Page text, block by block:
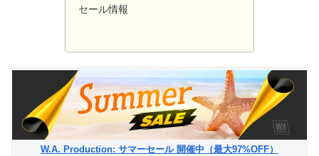
セール情報
W.A. Production: サマーセール 開催中（最大97%OFF）